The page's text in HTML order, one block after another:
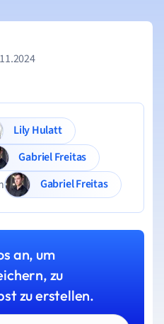
Lily Hulatt
Gabriel Freitas
Gabriel Freitas
an, um
zu
zu erstellen.